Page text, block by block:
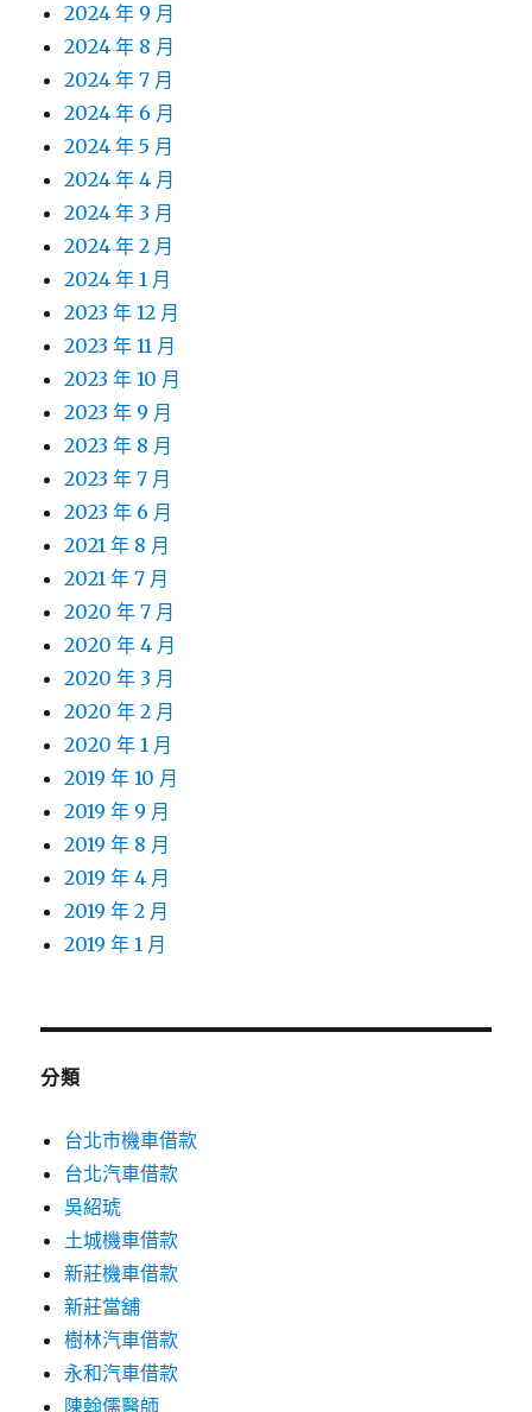
2024 年 9 月
2024 年 8 月
2024 年 7 月
2024 年 6 月
2024 年 5 月
2024 年 4 月
2024 年 3 月
2024 年 2 月
2024 年 1 月
2023 年 12 月
2023 年 11 月
2023 年 10 月
2023 年 9 月
2023 年 8 月
2023 年 7 月
2023 年 6 月
2021 年 8 月
2021 年 7 月
2020 年 7 月
2020 年 4 月
2020 年 3 月
2020 年 2 月
2020 年 1 月
2019 年 10 月
2019 年 9 月
2019 年 8 月
2019 年 4 月
2019 年 2 月
2019 年 1 月
分類
台北市機車借款
台北汽車借款
吳紹琥
土城機車借款
新莊機車借款
新莊當舖
樹林汽車借款
永和汽車借款
陳翰儒醫師